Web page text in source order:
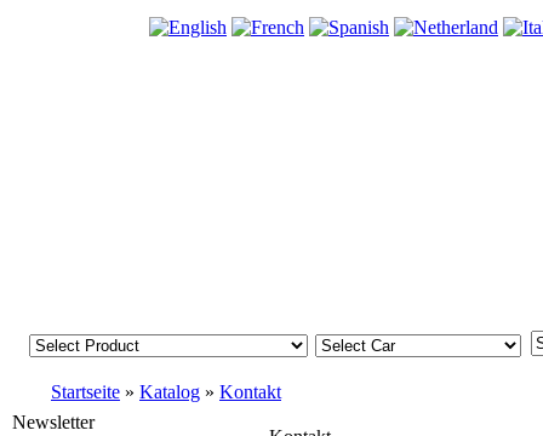
Startseite » Katalog » Kontakt
Newsletter